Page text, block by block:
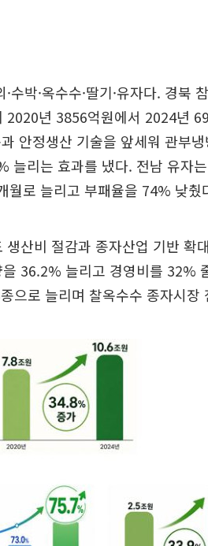
수박·옥수수·딸기·유자다. 경북
2020년 3856억원에서 2024년
안정생산 기술을 앞세워 관부
늘리는 효과를 냈다. 전남 유자
월로 늘리고 부패율을 74% 낮췄
생산비 절감과 종자산업 기반 확
36.2% 늘리고 경영비를 32%
으로 늘리며 찰옥수수 종자시